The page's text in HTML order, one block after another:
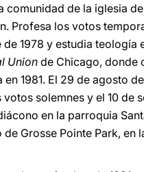
comunidad de la iglesia
Profesa los votos
1978 y estudia teología
Union de Chicago, donde
en 1981. El 29 de agosto
solemnes y el 10 de
en la parroquia
Grosse Pointe Park, en